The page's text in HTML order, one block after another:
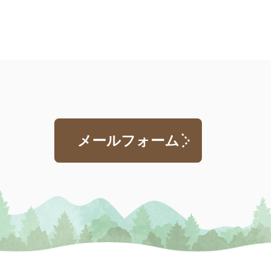
メールフォーム